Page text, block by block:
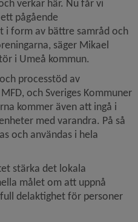
verkar här. Nu får vi
pågående
i form av bättre samråd och
säger Mikael
i Umeå kommun.
processtöd av
och Sveriges Kommuner
kommer även att ingå i
med varandra. På så
och användas i hela
stärka det lokala
målet om att uppnå
delaktighet för personer